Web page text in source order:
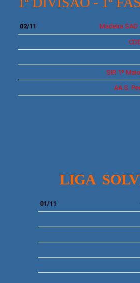
02/11 Madeira SAD
SIR 1º
AA S.
LIGA
01/11